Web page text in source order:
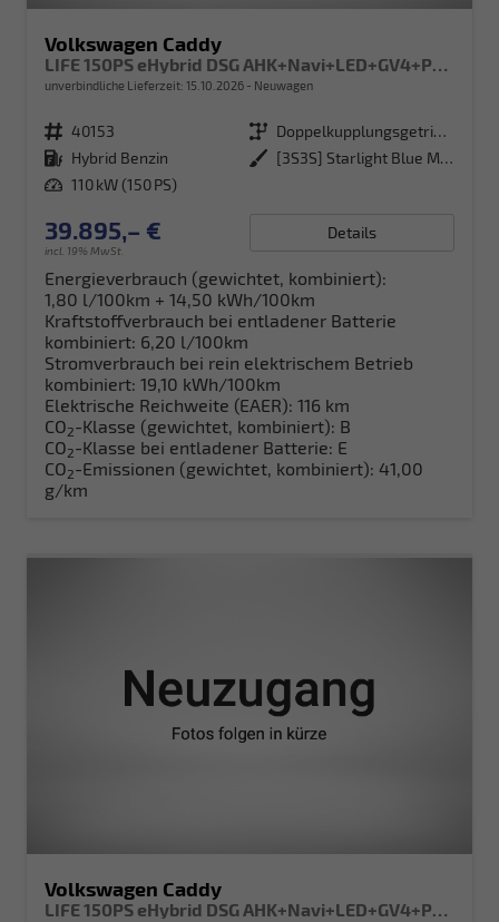
Volkswagen Caddy
unverbindliche Lieferzeit: 15.10.2026 Neuwagen
Fahrzeugnr. 40153 Getriebe
Doppelkupplungsgetriebe (DSG)
Kraftstoff Hybrid Benzin Außenfarbe
[3S3S] Starlight Blue Metallic
Leistung 110 kW (150 PS)
39.895,– €
incl. 19% MwSt.
Details
Energieverbrauch (gewichtet, kombiniert):
1,80 l/100km + 14,50 kWh/100km
Kraftstoffverbrauch bei entladener Batterie
kombiniert: 6,20 l/100km
Stromverbrauch bei rein elektrischem Betrieb
kombiniert: 19,10 kWh/100km
Elektrische Reichweite (EAER): 116 km
CO2-Klasse (gewichtet, kombiniert): B
CO2-Klasse bei entladener Batterie: E
CO2-Emissionen (gewichtet, kombiniert): 41,00
g/km
Volkswagen Caddy
LIFE 150PS eHybrid DSG AHK+Navi+LED+GV4+PDC+Sitzheiz+App-Connect